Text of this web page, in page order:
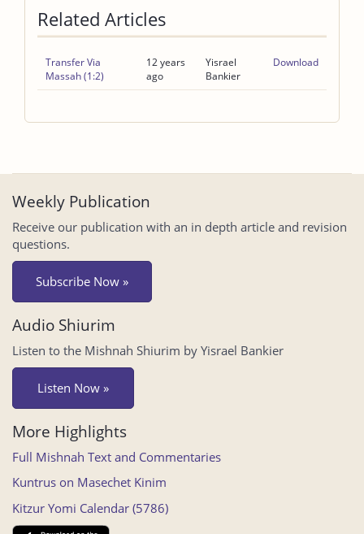
Related Articles
Transfer Via
Massah (1:2)
12 years
ago
Yisrael
Bankier
Download
Weekly Publication
Receive our publication with an in depth article and revision
questions.
Subscribe Now »
Audio Shiurim
Listen to the Mishnah Shiurim by Yisrael Bankier
Listen Now »
More Highlights
Full Mishnah Text and Commentaries
Kuntrus on Masechet Kinim
Kitzur Yomi Calendar (5786)